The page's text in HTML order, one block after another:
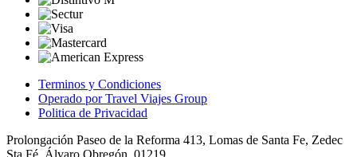
Terminos y Condiciones
Operado por Travel Viajes Group
Politica de Privacidad
Prolongación Paseo de la Reforma 413, Lomas de Santa Fe, Zedec
Sta Fé, Álvaro Obregón, 01219